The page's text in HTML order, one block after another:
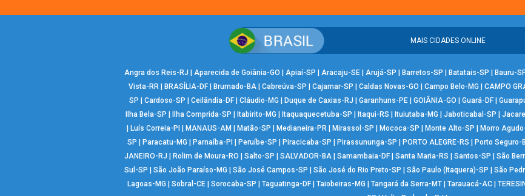
MAIS CIDADES ONLINE
Angra dos Reis-RJ Aparecida de Goiânia-GO Apiaí-SP Aracaju-SE| Arujá-SP Barretos-SP Batatais-SP Bauru-
Vista-RR| BRASÍLIA-DF| Brumado-BA| Cabreúva-SP Cajamar-SP Caldas Novas-GO Campo Belo-MG CAMPO
SP
Cardoso-SP Ceilândia-DF Cláudio-MG Duque de Caxias-RJ Garanhuns-PE GOIÂNIA-GO Guará-DF
Ilha Bela-SP
Ilha Comprida-SP Itabirito-MG Itaquaquecetuba-SP Itaqui-RS Ituiutaba-MG Jaboticabal-SP
Luís Correia-PI MANAUS-AM Matão-SP Medianeira-PR Mirassol-SP Mococa-SP Monte Alto-SP Morro
SP
Paracatu-MG Parnaíba-PI Peruíbe-SP Piracicaba-SP Pirassununga-SP PORTO ALEGRE-RS Porto Seguro-
JANEIRO-RJ
Rolim de Moura-RO Salto-SP SALVADOR-BA Samambaia-DF Santa Maria-RS Santos-SP São
Sul-SP
São João Paraíso-MG São José Campos-SP São José do Rio Preto-SP São Paulo (Itaquera)-SP São
Lagoas-MG
Sobral-CE| Sorocaba-SP Taguatinga-DF| Taiobeiras-MG Tangará da Serra-MT| Tarauacá-AC|